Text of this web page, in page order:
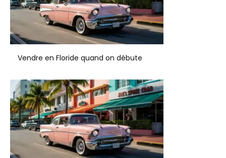
Vendre en Floride quand on débute